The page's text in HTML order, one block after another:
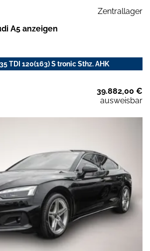
Zentrallager
A5 anzeigen
TDI 120(163) S tronic Sthz. AHK
39.882,00 €
ausweisbar